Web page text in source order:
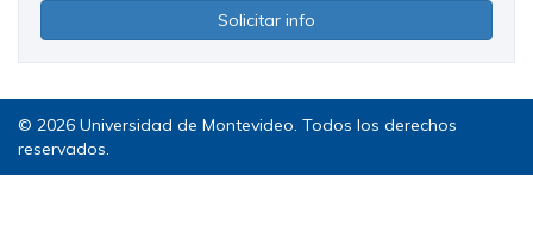
Solicitar info
© 2026 Universidad de Montevideo. Todos los derechos
reservados.